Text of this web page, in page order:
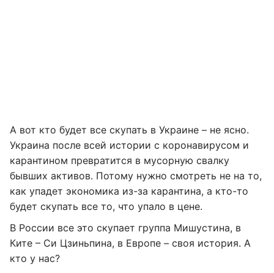
А вот кто будет все скупать в Украине – не ясно.
Украина после всей истории с коронавирусом и
карантином превратится в мусорную свалку
бывших активов. Потому нужно смотреть не на то,
как упадет экономика из-за карантина, а кто-то
будет скупать все то, что упало в цене.
В России все это скупает группа Мишустина, в
Ките – Си Цзиньпина, в Европе – своя история. А
кто у нас?